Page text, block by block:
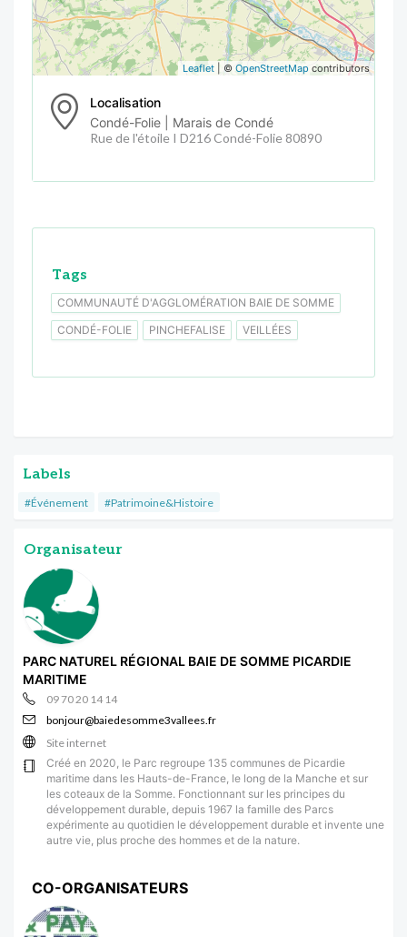
Leaflet | © OpenStreetMap contributors
Localisation
Condé-Folie | Marais de Condé
Rue de l'étoile I D216 Condé-Folie 80890
Tags
COMMUNAUTÉ D'AGGLOMÉRATION BAIE DE SOMME
CONDÉ-FOLIE
PINCHEFALISE VEILLÉES
Labels
#Événement #Patrimoine&Histoire
Organisateur
PARC NATUREL RÉGIONAL BAIE DE SOMME PICARDIE
MARITIME
09 70 20 14 14
bonjour@baiedesomme3vallees.fr
Site internet
Créé en 2020, le Parc regroupe 135 communes de Picardie
maritime dans les Hauts-de-France, le long de la Manche et sur
les coteaux de la Somme. Fonctionnant sur les principes du
développement durable, depuis 1967 la famille des Parcs
expérimente au quotidien le développement durable et invente une
autre vie, plus proche des hommes et de la nature.
CO-ORGANISATEURS